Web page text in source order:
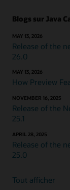
Blogs sur Java
MAY 13, 2026
Release of the
26.0
MAY 13, 2026
How Preview
NOVEMBER 16, 2025
Release of the
25.1
APRIL 28, 2025
Release of the
25.0
Tout afficher